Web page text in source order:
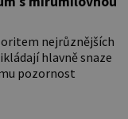
nejrůznějších
hlavně snaze
pozornost